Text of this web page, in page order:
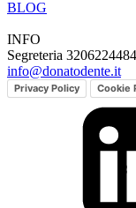
BLOG
INFO
Segreteria 3206224484
info@donatodente.it
Privacy Policy Cookie